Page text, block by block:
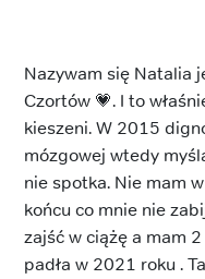
Nazywam się Natalia
Czortów 💗. I to
kieszeni. W 2015
mózgowej wtedy
nie spotka. Nie mam
końcu co mnie nie
zajść w ciążę a mam
padła w 2021 roku .